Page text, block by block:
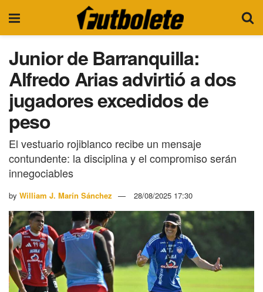
Junior de Barranquilla:
Alfredo Arias advirtió a dos
jugadores excedidos de
peso
El vestuario rojiblanco recibe un mensaje
contundente: la disciplina y el compromiso serán
innegociables
by William J. Marín Sánchez 28/08/2025 17:30